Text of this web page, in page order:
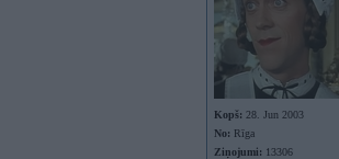
Kopš: 28. Jun 2003
No: Rīga
Ziņojumi: 13306